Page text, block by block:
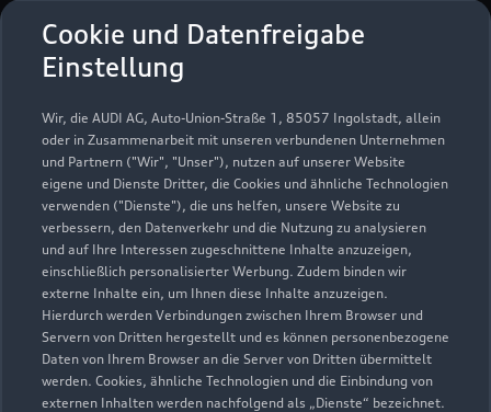
Cookie und Datenfreigabe
Einstellung
Wir, die AUDI AG, Auto-Union-Straße 1, 85057 Ingolstadt, allein
oder in Zusammenarbeit mit unseren verbundenen Unternehmen
und Partnern ("Wir", "Unser"), nutzen auf unserer Website
eigene und Dienste Dritter, die Cookies und ähnliche Technologien
verwenden ("Dienste"), die uns helfen, unsere Website zu
verbessern, den Datenverkehr und die Nutzung zu analysieren
und auf Ihre Interessen zugeschnittene Inhalte anzuzeigen,
einschließlich personalisierter Werbung. Zudem binden wir
externe Inhalte ein, um Ihnen diese Inhalte anzuzeigen.
Hierdurch werden Verbindungen zwischen Ihrem Browser und
Servern von Dritten hergestellt und es können personenbezogene
Daten von Ihrem Browser an die Server von Dritten übermittelt
werden. Cookies, ähnliche Technologien und die Einbindung von
externen Inhalten werden nachfolgend als „Dienste“ bezeichnet.
Waldhausen + Bürkel
Servicepartner e-tron Service R8